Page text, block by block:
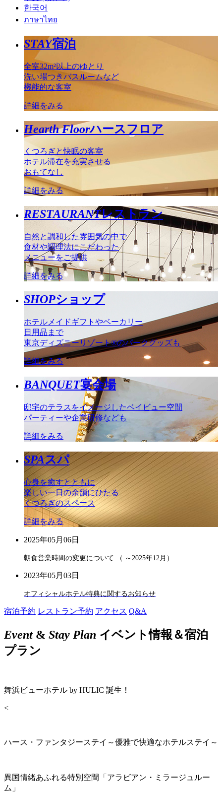
한국어
ภาษาไทย
STAY宿泊
全室32m²以上のゆとり
洗い場つきバスルームなど
機能的な客室
詳細をみる
Hearth Floorハースフロア
くつろぎと快眠の客室
ホテル滞在を充実させる
おもてなし
詳細をみる
RESTAURANTレストラン
自然と調和した雰囲気の中で
食材や調理法にこだわった
メニューをご提供
詳細をみる
SHOPショップ
ホテルメイドギフトやベーカリー
日用品まで
東京ディズニーリゾート®のパークグッズも
詳細をみる
BANQUET宴会場
邸宅のテラスをイメージしたベイビュー空間
パーティーや企業研修なども
詳細をみる
SPAスパ
心身を癒すとともに
楽しい一日の余韻にひたる
くつろぎのスペース
詳細をみる
2025年05月06日
朝食営業時間の変更について （ ～2025年12月）
2023年05月03日
オフィシャルホテル特典に関するお知らせ
宿泊予約 レストラン予約 アクセス Q&A
Event& Stay Plan イベント情報＆宿泊
プラン
舞浜ビューホテル by HULIC 誕生！
<
ハース・ファンタジーステイ～優雅で快適なホテルステイ～
異国情緒あふれる特別空間「アラビアン・ミラージュルー
ム」